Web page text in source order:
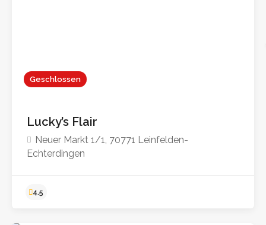
Geschlossen
Lucky’s Flair
Neuer Markt 1/1, 70771 Leinfelden-
Echterdingen